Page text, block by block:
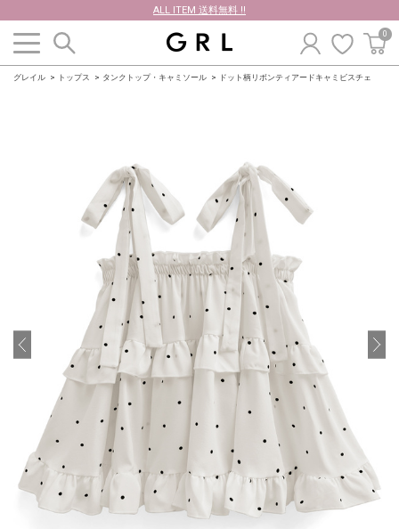
ALL ITEM 送料無料 !!
0
グレイル トップス タンクトップ・キャミソール ドット柄リボンティアードキャミビスチェ